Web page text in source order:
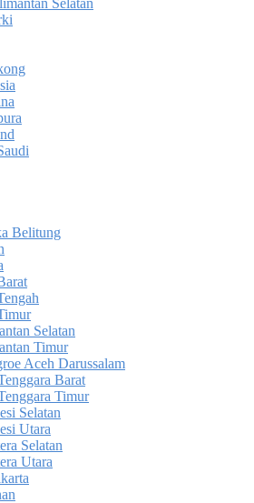
Belitung
Selatan
Timur
Aceh Darussalam
Barat
Timur
Selatan
Utara
Selatan
Utara